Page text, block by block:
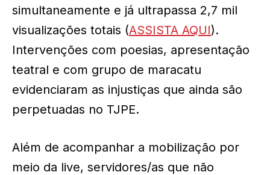
simultaneamente e já ultrapassa 2,7 mil
visualizações totais (ASSISTA AQUI).
Intervenções com poesias, apresentação
teatral e com grupo de maracatu
evidenciaram as injustiças que ainda são
perpetuadas no TJPE.
Além de acompanhar a mobilização por
meio da live, servidores/as que não